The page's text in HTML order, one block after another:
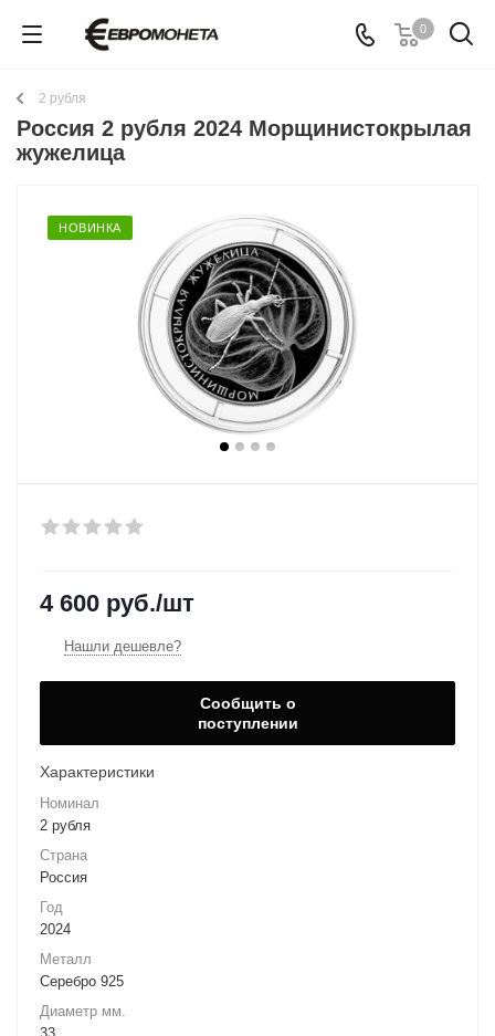
0
2 рубля
Россия 2 рубля 2024 Морщинистокрылая
жужелица
НОВИНКА
4 600 руб./шт
Нашли дешевле?
Сообщить о
поступлении
Характеристики
Номинал
2 рубля
Страна
Россия
Год
2024
Металл
Серебро 925
Диаметр мм.